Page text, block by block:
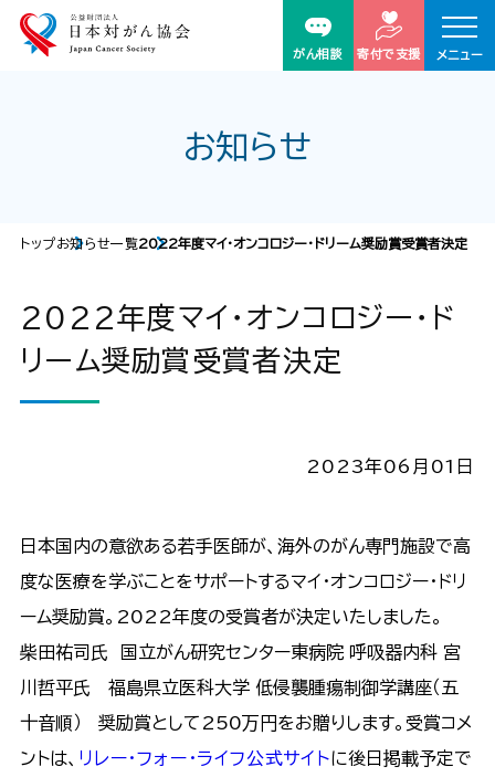
がん相談 寄付で支援 メニュー
お知らせ
トップお知らせ一覧2022年度マイ・オンコロジー・ドリーム奨励賞受賞者決定
2022年度マイ・オンコロジー・ド
リーム奨励賞受賞者決定
2023年06月01日
日本国内の意欲ある若手医師が、海外のがん専門施設で高
度な医療を学ぶことをサポートするマイ・オンコロジー・ドリ
ーム奨励賞。2022年度の受賞者が決定いたしました。
柴田祐司氏 国立がん研究センター東病院 呼吸器内科 宮
川哲平氏 福島県立医科大学 低侵襲腫瘍制御学講座（五
十音順） 奨励賞として250万円をお贈りします。受賞コメ
ントは、 リレー・フォー・ライフ公式サイトに後日掲載予定で